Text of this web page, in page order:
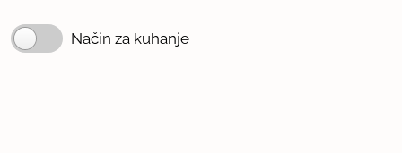
Način za kuhanje